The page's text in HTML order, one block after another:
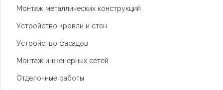
Монтаж металлических конструкций
Устройство кровли и стен
Устройство фасадов
Монтаж инженерных сетей
Отделочные работы